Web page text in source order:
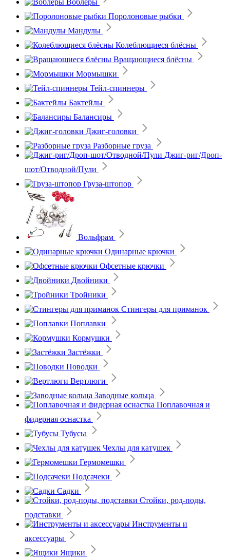
Поролоновые рыбки
Мандулы
Колеблющиеся блёсны
Вращающиеся блёсны
Мормышки
Тейл-спиннеры
Бактейлы
Балансиры
Джиг-головки
Разборные груза
Джиг-риг/Дроп-
шот/Отводной/Пули
Груза-штопор
Вольфрам
Одинарные крючки
Офсетные крючки
Двойники
Тройники
Стингеры для приманок
Поплавки
Кормушки
Застёжки
Поводки
Вертлюги
Заводные кольца
Поплавочная и
фидерная оснастка
Тубусы
Чехлы для катушек
Гермомешки
Подсачеки
Садки
Стойки, род-поды,
подставки
Инструменты и
аксессуары
Ящики